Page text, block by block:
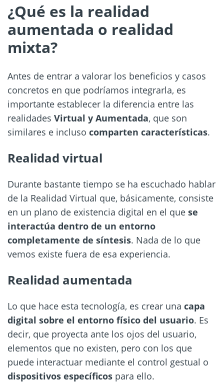
¿Qué es la realidad
aumentada o realidad
mixta?
Antes de entrar a valorar los beneficios y casos
concretos en que podríamos integrarla, es
importante establecer la diferencia entre las
realidades Virtual y Aumentada, que son
similares e incluso comparten características.
Realidad virtual
Durante bastante tiempo se ha escuchado hablar
de la Realidad Virtual que, básicamente, consiste
en un plano de existencia digital en el que se
interactúa dentro de un entorno
completamente de síntesis. Nada de lo que
vemos existe fuera de esa experiencia.
Realidad aumentada
Lo que hace esta tecnología, es crear una capa
digital sobre el entorno físico del usuario. Es
decir, que proyecta ante los ojos del usuario,
elementos que no existen, pero con los que
puede interactuar mediante el control gestual o
dispositivos específicos para ello.